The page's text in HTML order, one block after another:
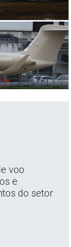
voo
e
do setor